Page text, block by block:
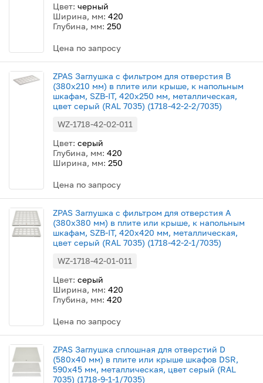
Цвет: черный
Ширина, мм: 420
Глубина, мм: 250
Цена по запросу
ZPAS Заглушка с фильтром для отверстия B
(380x210 мм) в плите или крыше, к напольным
шкафам, SZB-IT, 420x250 мм, металлическая,
цвет серый (RAL 7035) (1718-42-2-2/7035)
WZ-1718-42-02-011
Цвет: серый
Глубина, мм: 420
Ширина, мм: 250
Цена по запросу
ZPAS Заглушка с фильтром для отверстия A
(380x380 мм) в плите или крыше, к напольным
шкафам, SZB-IT, 420x420 мм, металлическая,
цвет серый (RAL 7035) (1718-42-2-1/7035)
WZ-1718-42-01-011
Цвет: серый
Ширина, мм: 420
Глубина, мм: 420
Цена по запросу
ZPAS Заглушка сплошная для отверстий D
(580x40 мм) в плите или крыше шкафов DSR,
590х45 мм, металлическая, цвет серый (RAL
7035) (1718-9-1-1/7035)